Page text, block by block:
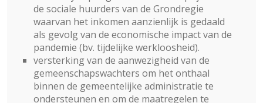
de sociale huurders van de Grondregie
waarvan het inkomen aanzienlijk is gedaald
als gevolg van de economische impact van de
pandemie (bv. tijdelijke werkloosheid).
versterking van de aanwezigheid van de
gemeenschapswachters om het onthaal
binnen de gemeentelijke administratie te
ondersteunen en om de maatregelen te